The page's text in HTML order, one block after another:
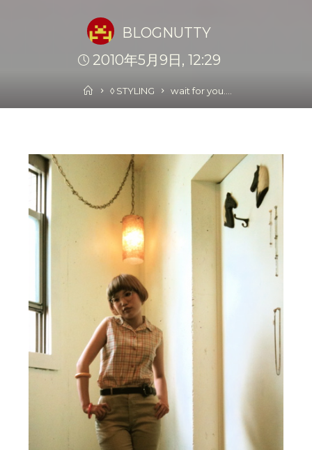
BLOGNUTTY
2010年5月9日, 12:29
Home
◊ STYLING wait for you….